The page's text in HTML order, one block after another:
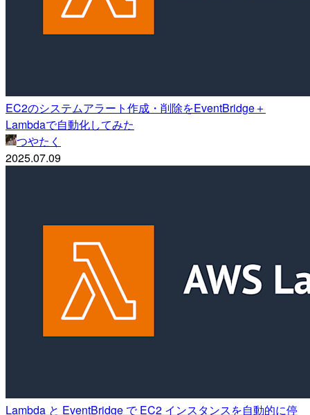
EC2のシステムアラート作成・削除をEventBridge＋
Lambdaで自動化してみた
つやたく
2025.07.09
Lambda と EventBridge で EC2 インスタンスを自動的に停